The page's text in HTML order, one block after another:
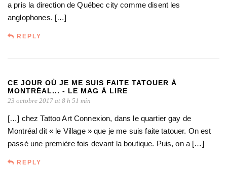
a pris la direction de Québec city comme disent les
anglophones. […]
REPLY
CE JOUR OÙ JE ME SUIS FAITE TATOUER À
MONTRÉAL... - LE MAG À LIRE
23 octobre 2017 at 8 h 51 min
[…] chez Tattoo Art Connexion, dans le quartier gay de
Montréal dit « le Village » que je me suis faite tatouer. On est
passé une première fois devant la boutique. Puis, on a […]
REPLY